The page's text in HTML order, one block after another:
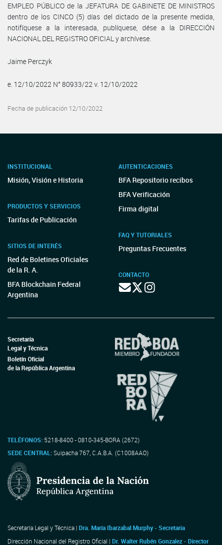
EMPLEO PÚBLICO de la JEFATURA DE GABINETE DE MINISTROS
dentro de los CINCO (5) días del dictado de la presente medida,
notifíquese a la interesada, publíquese, dése a la DIRECCIÓN
NACIONAL DEL REGISTRO OFICIAL y archívese.
Jaime Perczyk
e. 12/10/2022 N° 80933/22 v. 12/10/2022
Fecha de publicación 12/10/2022
INSTITUCIONAL
Misión, Visión e Historia
PRODUCTOS Y SERVICIOS
Tarifas de Publicación
SITIOS DE INTERÉS
Red de Boletines Oficiales
de la R. A.
BFA Blockchain Federal
Argentina
AUTENTICACIONES
BFA Repositorio recibos
BFA Verificación
Firma digital
FAQ Y TUTORIALES
Preguntas Frecuentes
CONTACTO
Secretaría
Legal y Técnica
Boletín Oficial
de la República Argentina
TELÉFONOS: 5218-8400 - 0810-345-BORA (2672)
SEDE CENTRAL:Suipacha 767, C.A.B.A. (C1008AAO)
Secretaría Legal y Técnica | Dra. María Ibarzabal Murphy - Secretaria
Dirección Nacional del Registro Oficial | Dr. Walter Rubén Gonzalez - Director